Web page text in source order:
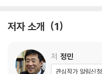
와 기행시
2부 자료의 갈피
저자 소개 1
저 정민
관심작가 알림신청